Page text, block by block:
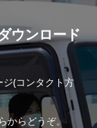
ウンロード
(コンタクト方
からどうぞ。